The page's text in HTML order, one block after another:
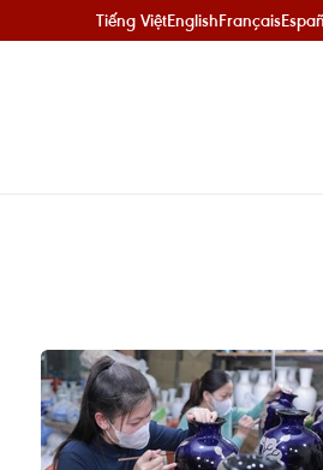
Tiếng ViệtEnglishFrançais